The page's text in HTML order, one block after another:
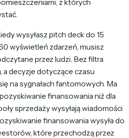
z których
wysyłasz pitch deck do 15
wyświetleń zdarzeń, musisz
przez ludzi. Bez filtra
a decyzje dotyczące czasu
na sygnałach fantomowych. Ma
finansowania niż dla
sprzedaży wysyłają wiadomości
finansowania wysyła do
które przechodzą przez